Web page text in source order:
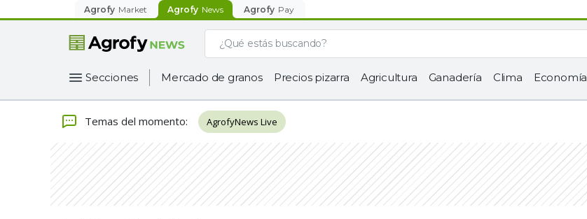
Agrofy Market Agrofy News Agrofy Pay
Secciones Mercado de granos Precios pizarra Agricultura Ganadería Clima Economía
Temas del momento: AgrofyNews Live